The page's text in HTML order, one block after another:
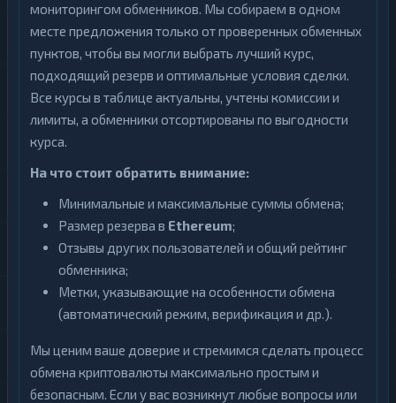
мониторингом обменников. Мы собираем в одном
месте предложения только от проверенных обменных
пунктов, чтобы вы могли выбрать лучший курс,
подходящий резерв и оптимальные условия сделки.
Все курсы в таблице актуальны, учтены комиссии и
лимиты, а обменники отсортированы по выгодности
курса.
На что стоит обратить внимание:
Минимальные и максимальные суммы обмена;
Размер резерва в Ethereum;
Отзывы других пользователей и общий рейтинг
обменника;
Метки, указывающие на особенности обмена
(автоматический режим, верификация и др.).
Мы ценим ваше доверие и стремимся сделать процесс
обмена криптовалюты максимально простым и
безопасным. Если у вас возникнут любые вопросы или